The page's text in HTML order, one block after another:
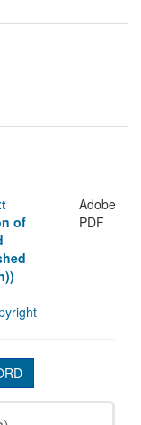
of
Adobe
PDF